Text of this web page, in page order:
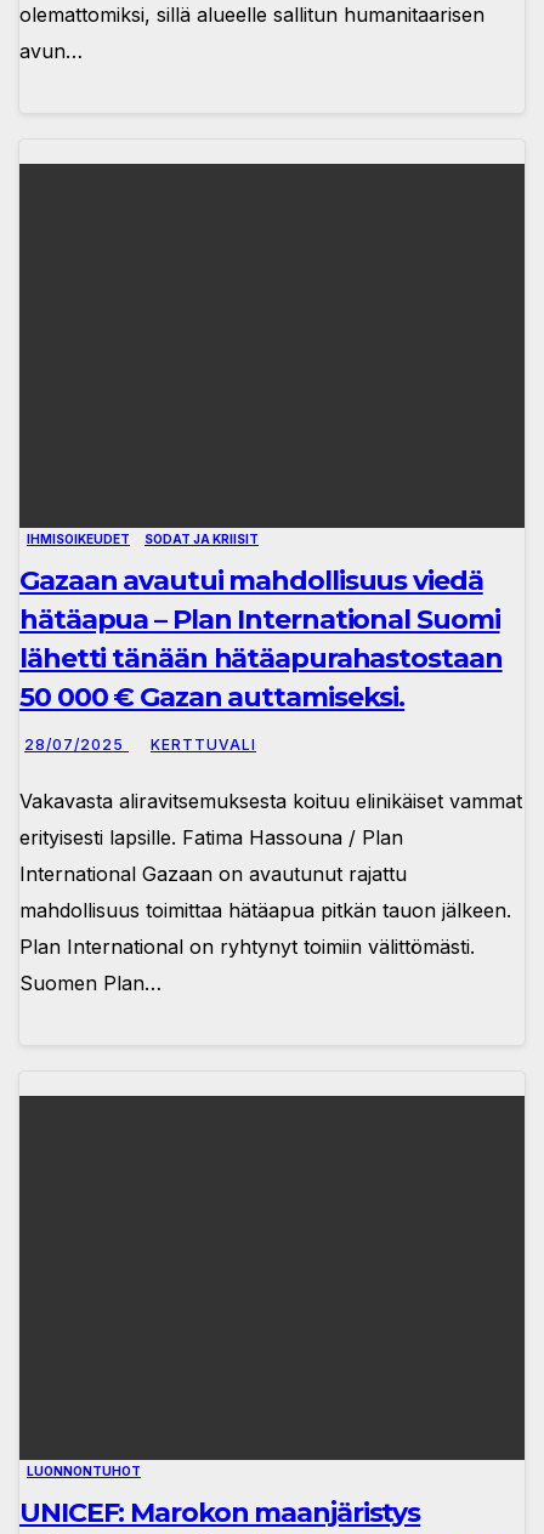
olemattomiksi, sillä alueelle sallitun humanitaarisen
avun…
IHMISOIKEUDET SODAT JA KRIISIT
Gazaan avautui mahdollisuus viedä
hätäapua – Plan International Suomi
lähetti tänään hätäapurahastostaan
50 000 € Gazan auttamiseksi.
28/07/2025 KERTTUVALI
Vakavasta aliravitsemuksesta koituu elinikäiset vammat
erityisesti lapsille. Fatima Hassouna / Plan
International Gazaan on avautunut rajattu
mahdollisuus toimittaa hätäapua pitkän tauon jälkeen.
Plan International on ryhtynyt toimiin välittömästi.
Suomen Plan…
LUONNONTUHOT
UNICEF: Marokon maanjäristys